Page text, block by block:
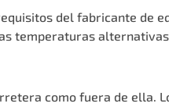
del fabricante de
temperaturas
como fuera de ella.